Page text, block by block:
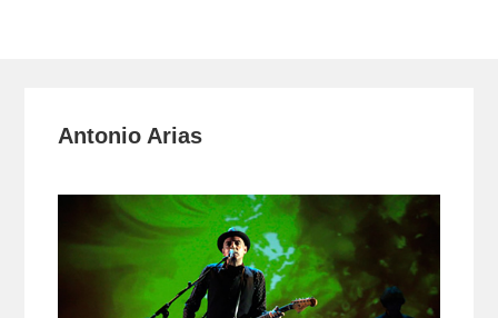
Antonio Arias